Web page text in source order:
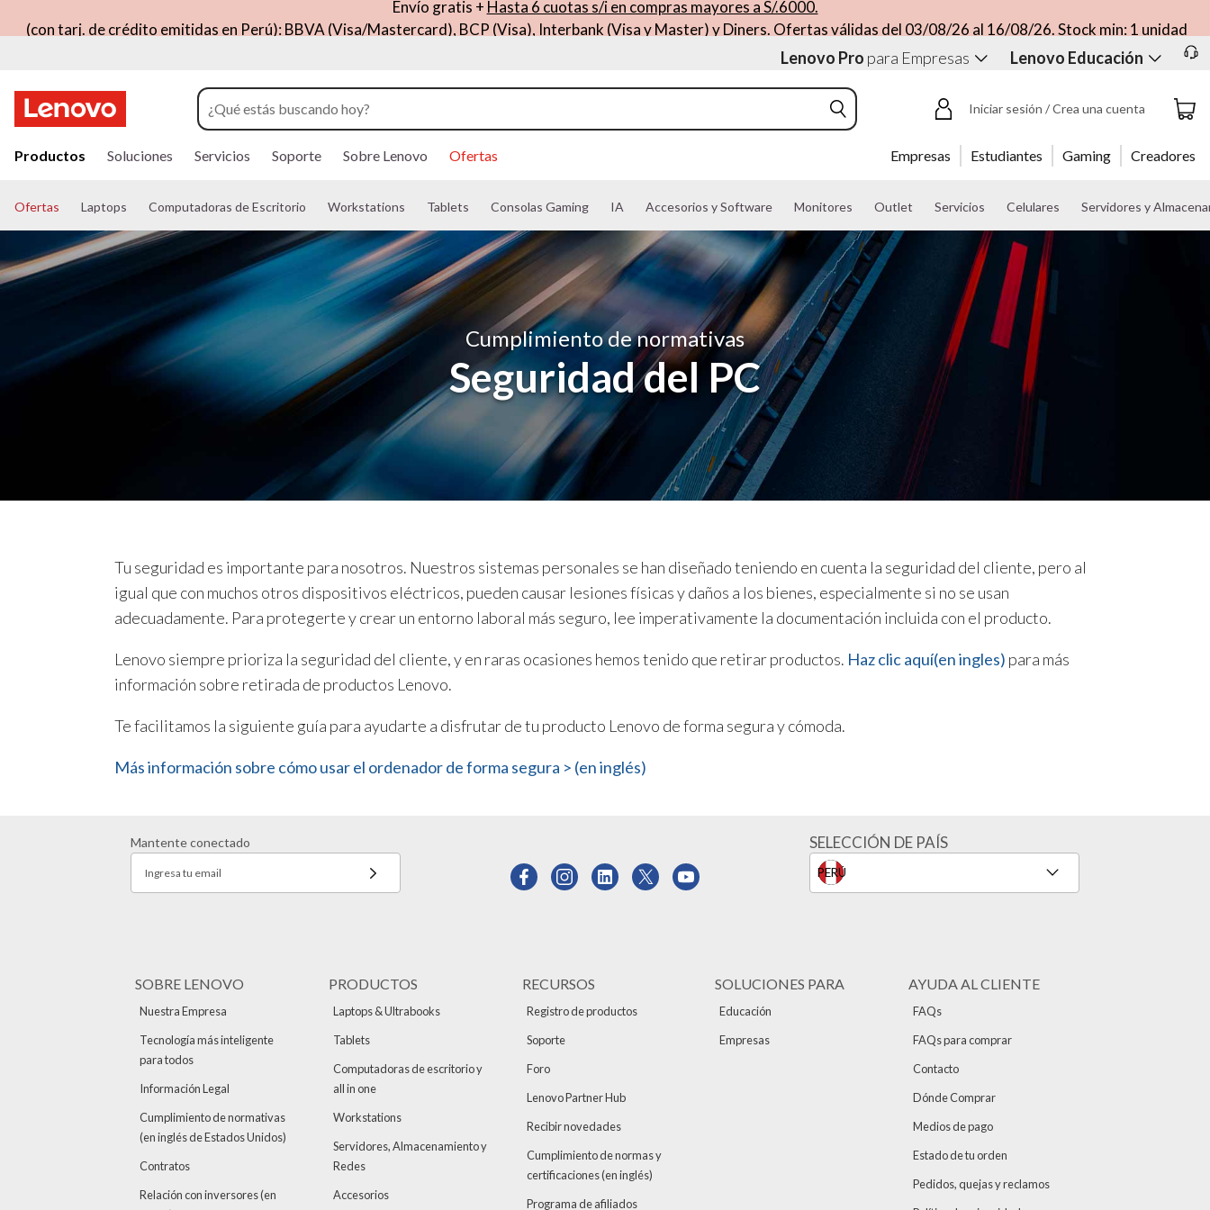
Envío gratis + Hasta 6 cuotas s/i en compras mayores a S/.6000.
(con tarj. de crédito emitidas en Perú): BBVA (Visa/Mastercard), BCP (Visa), Interbank (Visa y Master) y Diners. Ofertas válidas del 03/08/26 al 16/08/26. Stock min: 1 unidad
Lenovo Pro para Empresas Lenovo Educación
r
c
e
n
Iniciar sesión / Crea una cuenta
Productos Soluciones Servicios Soporte Sobre Lenovo Ofertas Empresas Estudiantes Gaming Creadores
Ofertas Laptops Computadoras de Escritorio Workstations Tablets Consolas Gaming IA Accesorios y Software Monitores Outlet Servicios Celulares Servidores y
Cumplimiento de normativas
Seguridad del PC
Tu seguridad es importante para nosotros. Nuestros sistemas personales se han diseñado teniendo en cuenta la seguridad del cliente, pero al
igual que con muchos otros dispositivos eléctricos, pueden causar lesiones físicas y daños a los bienes, especialmente si no se usan
adecuadamente. Para protegerte y crear un entorno laboral más seguro, lee imperativamente la documentación incluida con el producto.
Lenovo siempre prioriza la seguridad del cliente, y en raras ocasiones hemos tenido que retirar productos. Haz clic aquí(en ingles) para más
información sobre retirada de productos Lenovo.
Te facilitamos la siguiente guía para ayudarte a disfrutar de tu producto Lenovo de forma segura y cómoda.
Más información sobre cómo usar el ordenador de forma segura > (en inglés)
Mantente conectado
Ingresa tu email
SELECCIÓN DE PAÍS
SOBRE LENOVO
Nuestra Empresa
Tecnología más inteligente
para todos
Información Legal
Cumplimiento de normativas
(en inglés de Estados Unidos)
Contratos
Relación con inversores (en
PRODUCTOS
Laptops & Ultrabooks
Tablets
Computadoras de escritorio y
all in one
Workstations
Servidores, Almacenamiento y
Redes
Accesorios
RECURSOS
Registro de productos
Soporte
Foro
Lenovo Partner Hub
Recibir novedades
Cumplimiento de normas y
certificaciones (en inglés)
Programa de afiliados
SOLUCIONES PARA
Educación
Empresas
AYUDA AL CLIENTE
FAQs
FAQs para comprar
Contacto
Dónde Comprar
Medios de pago
Estado de tu orden
Pedidos, quejas y reclamos